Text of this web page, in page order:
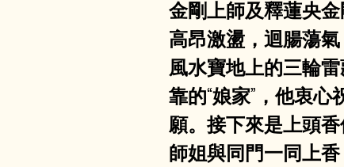
金剛上師及釋蓮央
高昂激盪，迴腸蕩
風水寶地上的三輪
靠的“娘家”，他衷
願。接下來是上頭
師姐與同門一同上